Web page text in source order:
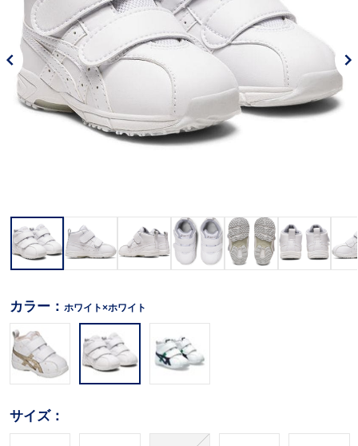
カラー： ホワイト×ホワイト
サイズ：